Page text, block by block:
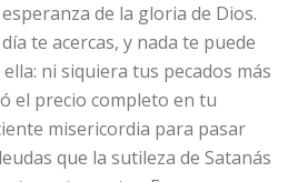
de la gloria de Dios.
te acercas, y nada te puede
ni siquiera tus pecados más
el precio completo en tu
misericordia para pasar
que la sutileza de Satanás